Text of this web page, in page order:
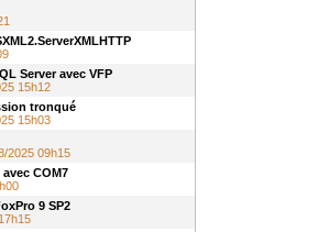
Server avec VFP
15h12
tronqué
15h03
2025 09h15
COM7
9 SP2